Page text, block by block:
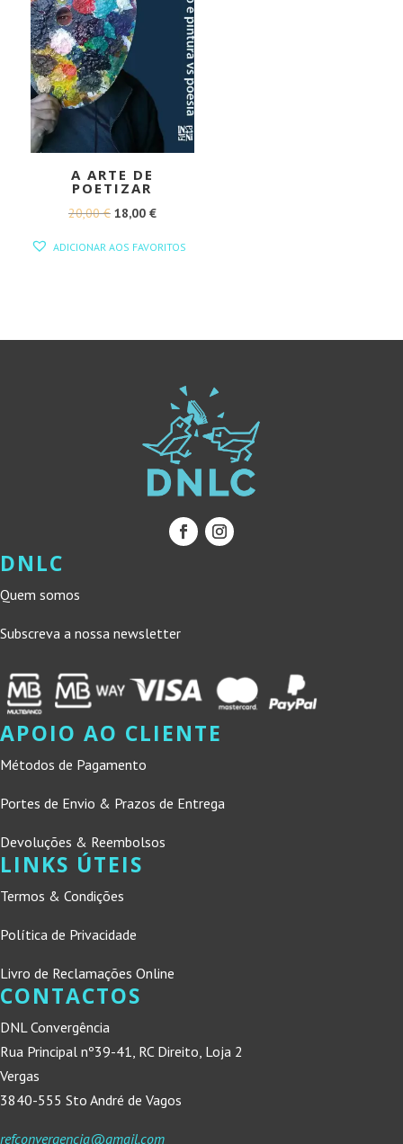
A ARTE DE
POETIZAR
20,00€ O
18,00 €O
ADICIONAR AOS FAVORITOS
DNLC
Quem somos
Subscreva a nossa newsletter
APOIO AO CLIENTE
Métodos de Pagamento
Portes de Envio & Prazos de Entrega
Devoluções & Reembolsos
LINKS ÚTEIS
Termos & Condições
Política de Privacidade
Livro de Reclamações Online
CONTACTOS
DNL Convergência
Rua Principal nº39-41, RC Direito, Loja 2
Vergas
3840-555 Sto André de Vagos
refconvergencia@gmail.com